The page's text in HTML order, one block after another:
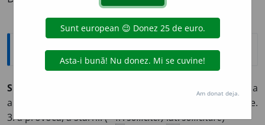
Explicative DEX
SOLICIT
1. a cere ceva (cu stăruință); a ruga, a
apela la cineva, a invita. 2. a supune unor acțiuni fizice.
3. a provoca, a stârni. (<fr.solliciter,lat.sollicitare)
Am donat deja.